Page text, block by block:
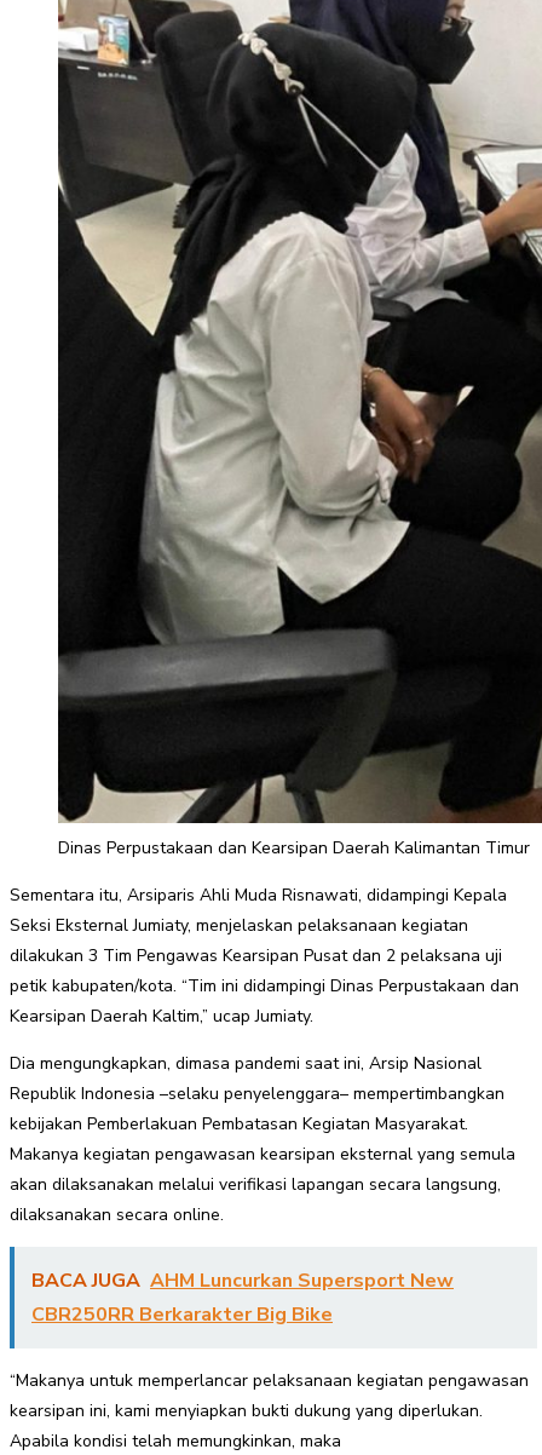
Dinas Perpustakaan dan Kearsipan Daerah Kalimantan Timur
Sementara itu, Arsiparis Ahli Muda Risnawati, didampingi Kepala
Seksi Eksternal Jumiaty, menjelaskan pelaksanaan kegiatan
dilakukan 3 Tim Pengawas Kearsipan Pusat dan 2 pelaksana uji
petik kabupaten/kota. “Tim ini didampingi Dinas Perpustakaan dan
Kearsipan Daerah Kaltim,” ucap Jumiaty.
Dia mengungkapkan, dimasa pandemi saat ini, Arsip Nasional
Republik Indonesia –selaku penyelenggara– mempertimbangkan
kebijakan Pemberlakuan Pembatasan Kegiatan Masyarakat.
Makanya kegiatan pengawasan kearsipan eksternal yang semula
akan dilaksanakan melalui verifikasi lapangan secara langsung,
dilaksanakan secara online.
BACA JUGA AHM Luncurkan Supersport New
CBR250RR Berkarakter Big Bike
“Makanya untuk memperlancar pelaksanaan kegiatan pengawasan
kearsipan ini, kami menyiapkan bukti dukung yang diperlukan.
Apabila kondisi telah memungkinkan, maka